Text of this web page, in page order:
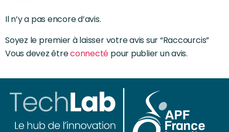
Il n’y a pas encore d’avis.
Soyez le premier à laisser votre avis sur “Raccourcis”
Vous devez êtreconnecté pour publier un avis.